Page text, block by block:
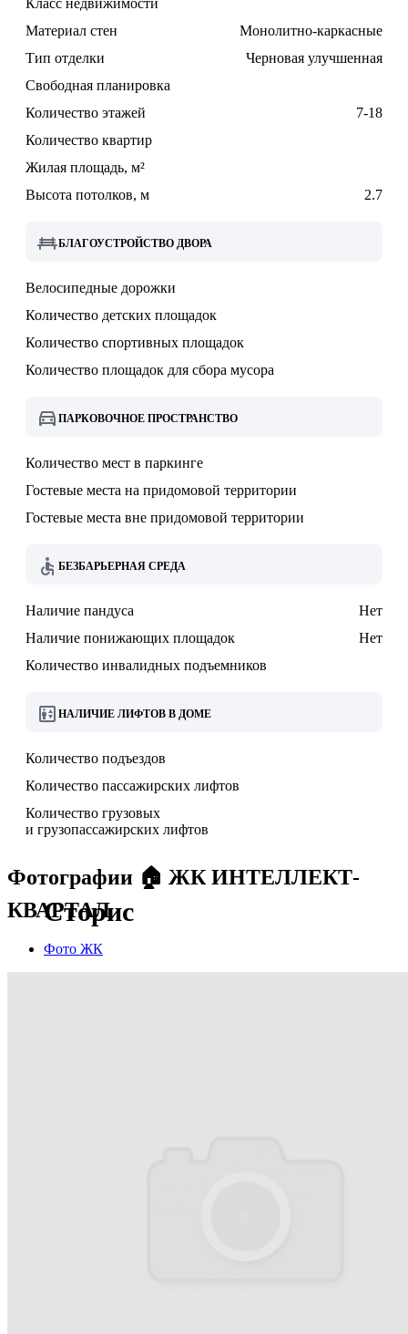
Класс недвижимости
Материал стен
Монолитно-каркасные
Тип отделки
Черновая улучшенная
Свободная планировка
Количество этажей
7-18
Количество квартир
Жилая площадь, м²
Высота потолков, м
2.7
БЛАГОУСТРОЙСТВО ДВОРА
Велосипедные дорожки
Количество детских площадок
Количество спортивных площадок
Количество площадок для сбора мусора
ПАРКОВОЧНОЕ ПРОСТРАНСТВО
Количество мест в паркинге
Гостевые места на придомовой территории
Гостевые места вне придомовой территории
БЕЗБАРЬЕРНАЯ СРЕДА
Наличие пандуса
Нет
Наличие понижающих площадок
Нет
Количество инвалидных подъемников
НАЛИЧИЕ ЛИФТОВ В ДОМЕ
Количество подъездов
Количество пассажирских лифтов
Количество грузовых
и грузопассажирских лифтов
Сторис
Фотографии 🏠 ЖК ИНТЕЛЛЕКТ-
КВАРТАЛ
Фото ЖК